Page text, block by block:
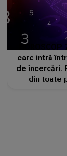
care intră
de încercări.
din toate